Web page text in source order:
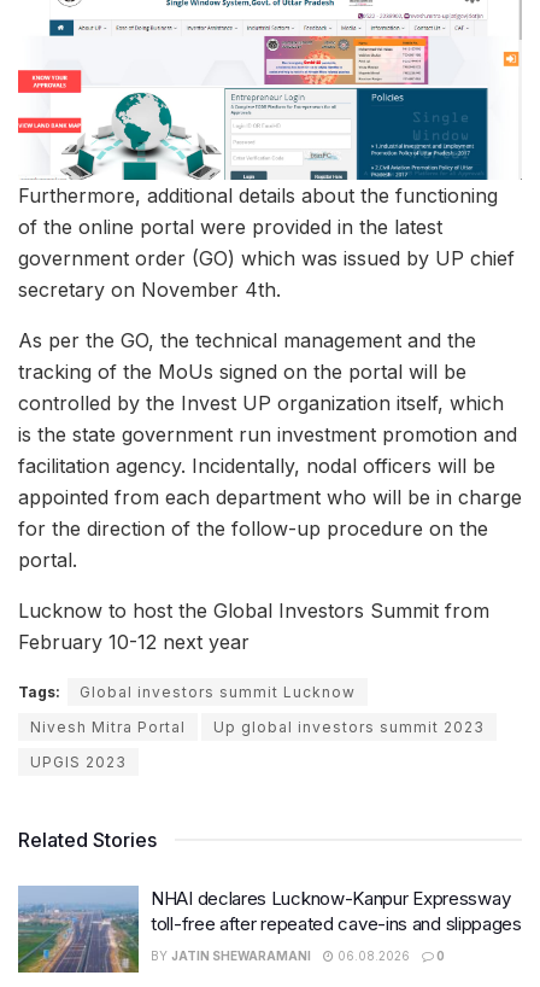
Furthermore, additional details about the functioning
of the online portal were provided in the latest
government order (GO) which was issued by UP chief
secretary on November 4th.
As per the GO, the technical management and the
tracking of the MoUs signed on the portal will be
controlled by the Invest UP organization itself, which
is the state government run investment promotion and
facilitation agency. Incidentally, nodal officers will be
appointed from each department who will be in charge
for the direction of the follow-up procedure on the
portal.
Lucknow to host the Global Investors Summit from
February 10-12 next year
Tags:
Global investors summit Lucknow
Nivesh Mitra Portal
Up global investors summit 2023
UPGIS 2023
Related Stories
NHAI declares Lucknow-Kanpur Expressway
toll-free after repeated cave-ins and slippages
BY JATIN SHEWARAMANI 06.08.2026 0